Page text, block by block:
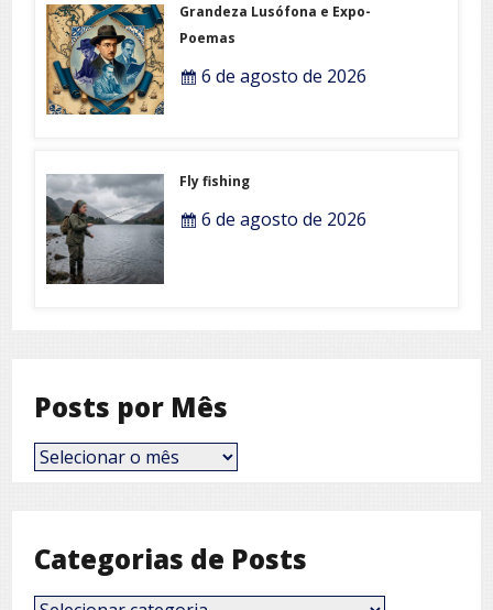
Grandeza Lusófona e Expo-
Poemas
6 de agosto de 2026
Fly fishing
6 de agosto de 2026
Posts por Mês
Posts
por
Categorias de Posts
Categorias